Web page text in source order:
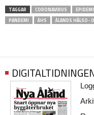
TAGGAR CORONAVIRUS EPIDEMI
PANDEMI
ÅHS ÅLANDS HÄLSO-